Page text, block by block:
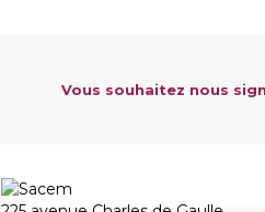
Vous souhaitez nous